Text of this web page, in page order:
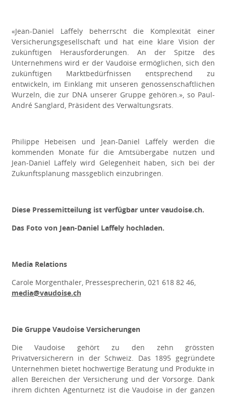
«Jean-Daniel Laffely beherrscht die Komplexität einer
Versicherungsgesellschaft und hat eine klare Vision der
zukünftigen Herausforderungen. An der Spitze des
Unternehmens wird er der Vaudoise ermöglichen, sich den
zukünftigen Marktbedürfnissen entsprechend zu
entwickeln, im Einklang mit unseren genossenschaftlichen
Wurzeln, die zur DNA unserer Gruppe gehören.»,so Paul-
André Sanglard, Präsident des Verwaltungsrats.
Philippe Hebeisen und Jean-Daniel Laffely werden die
kommenden Monate für die Amtsübergabe nutzen und
Jean-Daniel Laffely wird Gelegenheit haben, sich bei der
Zukunftsplanung massgeblich einzubringen.
Diese Pressemitteilung ist verfügbar unter vaudoise.ch.
Das Foto von Jean-Daniel Laffely hochladen.
Media Relations
Carole Morgenthaler, Pressesprecherin, 021 618 82 46,
media@vaudoise.ch
Die Gruppe Vaudoise Versicherungen
Die Vaudoise gehört zu den zehn grössten
Privatversicherern in der Schweiz. Das 1895 gegründete
Unternehmen bietet hochwertige Beratung und Produkte in
allen Bereichen der Versicherung und der Vorsorge. Dank
ihrem dichten Agenturnetz ist die Vaudoise in der ganzen